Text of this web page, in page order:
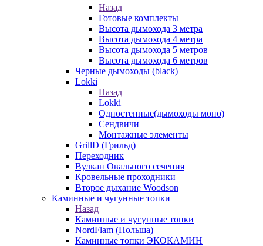
Назад
Готовые комплекты
Высота дымохода 3 метра
Высота дымохода 4 метра
Высота дымохода 5 метров
Высота дымохода 6 метров
Черные дымоходы (black)
Lokki
Назад
Lokki
Одностенные(дымоходы моно)
Сендвичи
Монтажные элементы
GrillD (Грильд)
Переходник
Вулкан Овального сечения
Кровельные проходники
Второе дыхание Woodson
Каминные и чугунные топки
Назад
Каминные и чугунные топки
NordFlam (Польша)
Каминные топки ЭКОКАМИН